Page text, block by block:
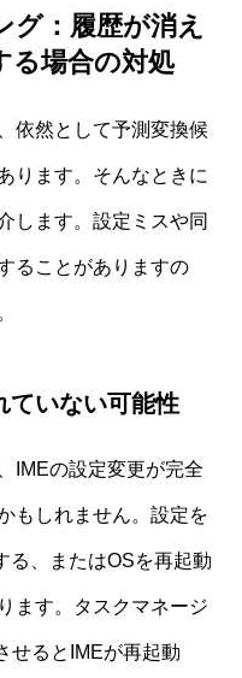
グ：履歴が消え
る場合の対処
依然として予測変換候
ります。そんなときに
します。設定ミスや同
ることがありますの
ていない可能性
IMEの設定変更が完全
もしれません。設定を
る、またはOSを再起動
ます。タスクマネージ
せるとIMEが再起動